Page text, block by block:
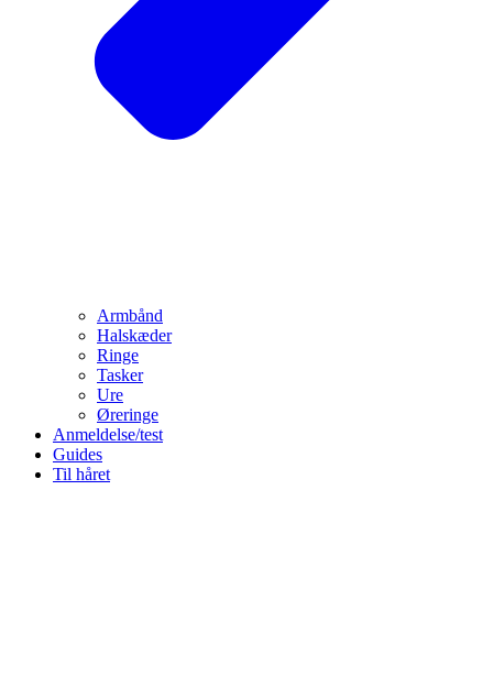
Armbånd
Halskæder
Ringe
Tasker
Ure
Øreringe
Anmeldelse/test
Guides
Til håret